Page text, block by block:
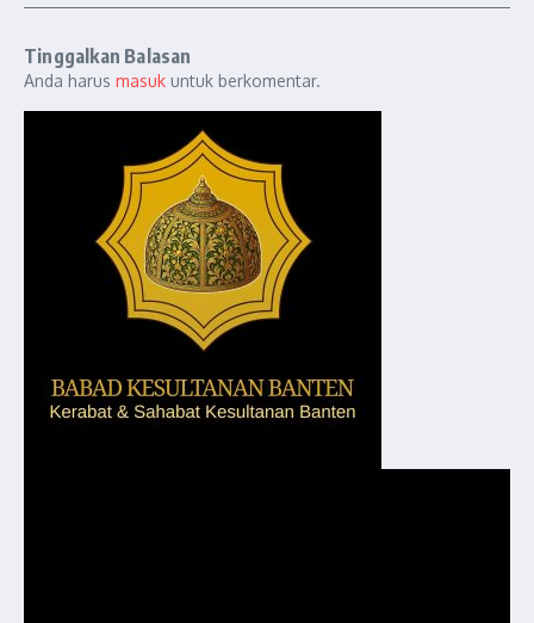
Tinggalkan Balasan
Anda harus masuk untuk berkomentar.